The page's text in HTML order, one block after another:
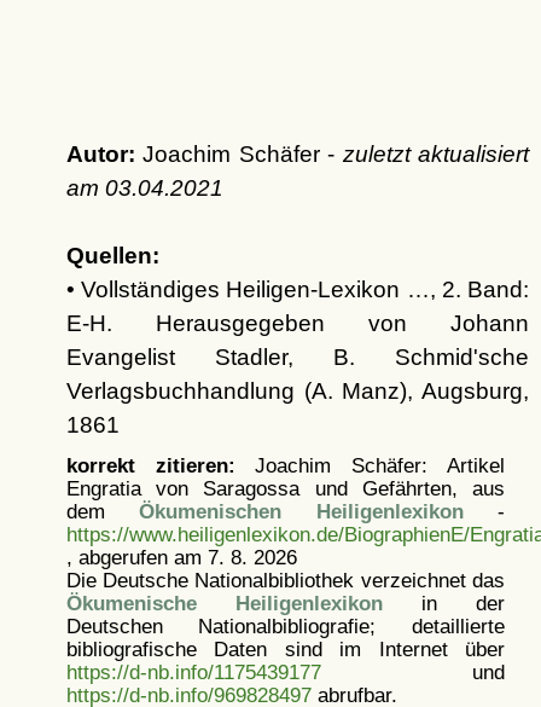
Autor: Joachim Schäfer - zuletzt aktualisiert
am 03.04.2021
Quellen:
• Vollständiges Heiligen-Lexikon …, 2. Band:
E-H. Herausgegeben von Johann
Evangelist Stadler, B. Schmid'sche
Verlagsbuchhandlung (A. Manz), Augsburg,
1861
korrekt zitieren: Joachim Schäfer: Artikel
Engratia von Saragossa und Gefährten, aus
demÖkumenischen Heiligenlexikon-
https://www.heiligenlexikon.de/BiographienE/
, abgerufen am 7. 8. 2026
Die Deutsche Nationalbibliothek verzeichnet das
Ökumenische Heiligenlexikonin der
Deutschen Nationalbibliografie; detaillierte
bibliografische Daten sind im Internet über
https://d-nb.info/1175439177und
https://d-nb.info/969828497abrufbar.